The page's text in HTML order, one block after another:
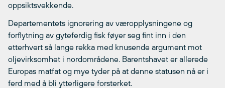
oppsiktsvekkende.
Departementets ignorering av væropplysningene og
forflytning av gyteferdig fisk føyer seg fint inn i den
etterhvert så lange rekka med knusende argument mot
oljevirksomhet i nordområdene. Barentshavet er allerede
Europas matfat og mye tyder på at denne statusen nå er i
ferd med å bli ytterligere forsterket.